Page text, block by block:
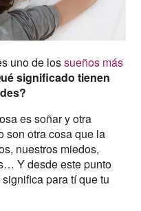
uno de lossueños más
significado tienen
es soñar y otra
son otra cosa que la
nuestros miedos,
Y desde este punto
para tí que tu